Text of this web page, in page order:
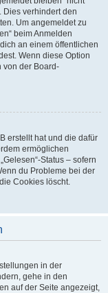
Dies verhindert den
Um angemeldet zu
beim Anmelden
an einem öffentlichen
Wenn diese Option
von der Board-
erstellt hat und die dafür
ermöglichen
Status – sofern
du Probleme bei der
Cookies löscht.
in der
gehe in den
auf der Seite angezeigt,